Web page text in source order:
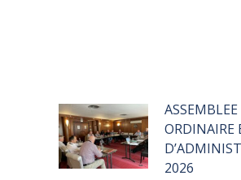
ORDINAIRE
2026